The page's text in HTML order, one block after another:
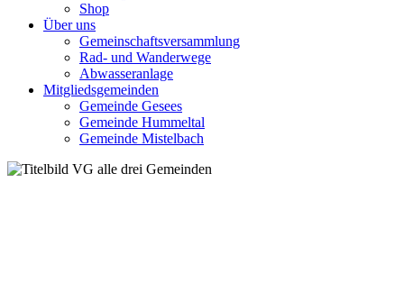
Shop
Über uns
Gemeinschaftsversammlung
Rad- und Wanderwege
Abwasseranlage
Mitgliedsgemeinden
Gemeinde Gesees
Gemeinde Hummeltal
Gemeinde Mistelbach